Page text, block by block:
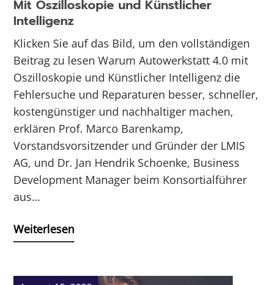
Mit Oszilloskopie und Künstlicher
Intelligenz
Klicken Sie auf das Bild, um den vollständigen
Beitrag zu lesen Warum Autowerkstatt 4.0 mit
Oszilloskopie und Künstlicher Intelligenz die
Fehlersuche und Reparaturen besser, schneller,
kostengünstiger und nachhaltiger machen,
erklären Prof. Marco Barenkamp,
Vorstandsvorsitzender und Gründer der LMIS
AG, und Dr. Jan Hendrik Schoenke, Business
Development Manager beim Konsortialführer
aus…
Weiterlesen